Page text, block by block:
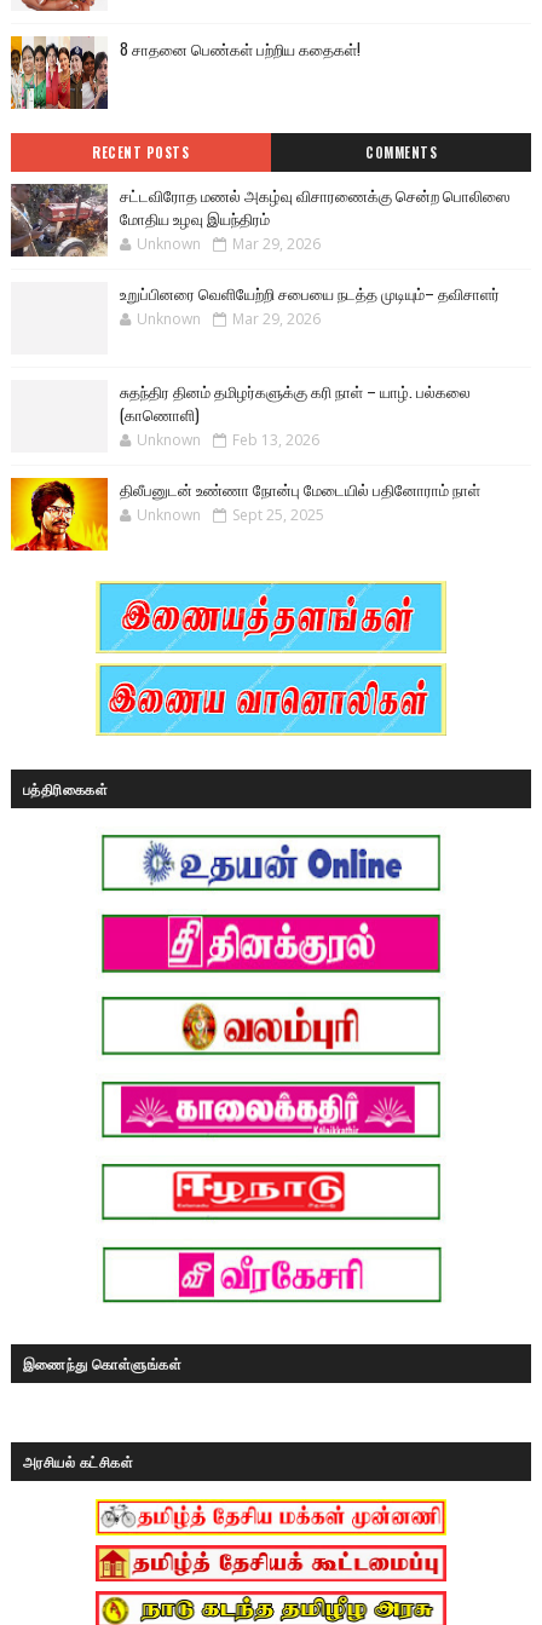
8 சாதனை பெண்கள் பற்றிய கதைகள்!
RECENT POSTS COMMENTS
சட்டவிரோத மணல் அகழ்வு விசாரணைக்கு சென்ற பொலிஸை
மோதிய உழவு இயந்திரம்
Unknown Mar 29, 2026
உறுப்பினரை வெளியேற்றி சபையை நடத்த முடியும்– தவிசாளர்
Unknown Mar 29, 2026
சுதந்திர தினம் தமிழர்களுக்கு கரி நாள் – யாழ். பல்கலை
(காணொளி)
Unknown Feb 13, 2026
திலீபனுடன் உண்ணா நோன்பு மேடையில் பதினோராம் நாள்
Unknown Sept 25, 2025
பத்திரிகைகள்
இணைந்து கொள்ளுங்கள்
அரசியல் கட்சிகள்